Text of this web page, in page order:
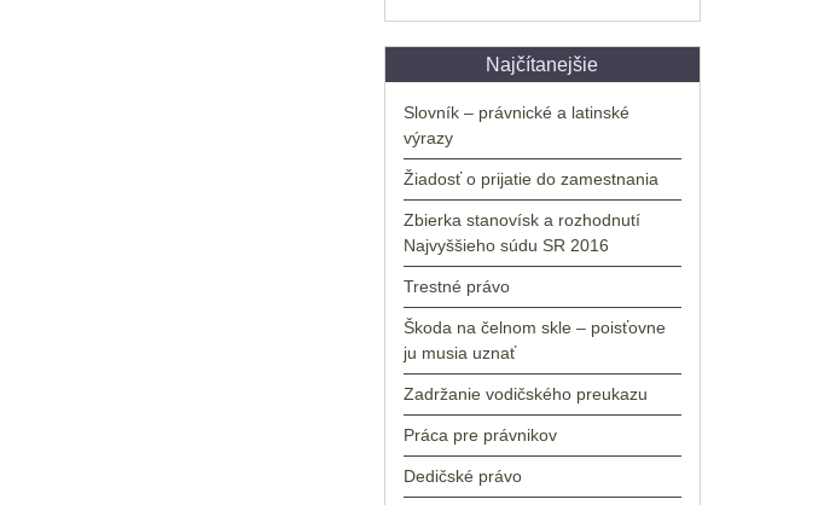
Najčítanejšie
Slovník – právnické a latinské
výrazy
Žiadosť o prijatie do zamestnania
Zbierka stanovísk a rozhodnutí
Najvyššieho súdu SR 2016
Trestné právo
Škoda na čelnom skle – poisťovne
ju musia uznať
Zadržanie vodičského preukazu
Práca pre právnikov
Dedičské právo